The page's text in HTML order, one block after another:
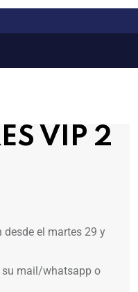
VIP 2
el martes 29 y
su mail/whatsapp o